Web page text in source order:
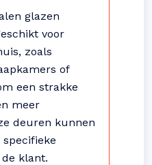
glazen
voor
zoals
of
een strakke
meer
deuren kunnen
klant.